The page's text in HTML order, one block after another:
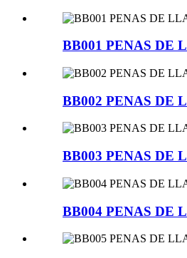
BB001 PENAS DE
BB002 PENAS DE
BB003 PENAS DE
BB004 PENAS DE